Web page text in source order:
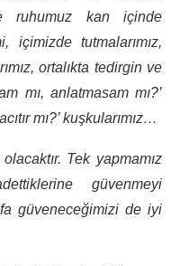
ruhumuz kan içinde
içimizde tutmalarımız,
ortalıkta tedirgin ve
mı, anlatmasam mı?’
mı?’ kuşkularımız…
Tek yapmamız
güvenmeyi
güveneceğimizi de iyi